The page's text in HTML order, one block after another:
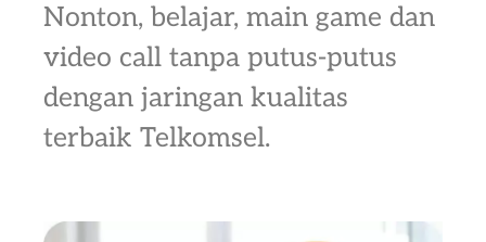
Nonton, belajar, main game dan
video call tanpa putus-putus
dengan jaringan kualitas
terbaik Telkomsel.